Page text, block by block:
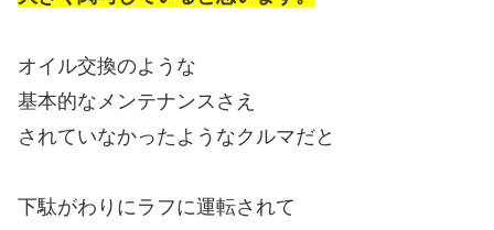
オイル交換のような
基本的なメンテナンスさえ
されていなかったようなクルマだと
下駄がわりにラフに運転されて